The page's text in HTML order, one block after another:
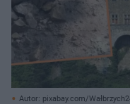
Autor: pixabay.com/